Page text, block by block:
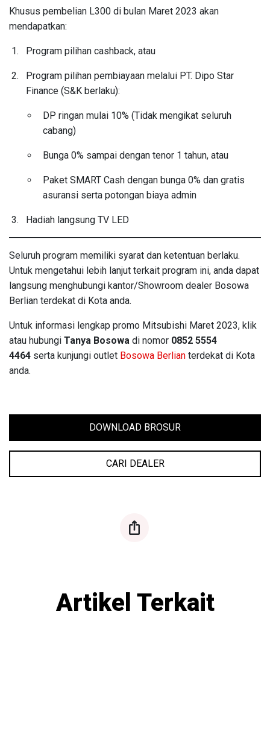
Khusus pembelian L300 di bulan Maret 2023 akan
mendapatkan:
Program pilihan cashback, atau
Program pilihan pembiayaan melalui PT. Dipo Star
Finance (S&K berlaku):
DP ringan mulai 10% (Tidak mengikat seluruh
cabang)
Bunga 0% sampai dengan tenor 1 tahun, atau
Paket SMART Cash dengan bunga 0% dan gratis
asuransi serta potongan biaya admin
Hadiah langsung TV LED
Seluruh program memiliki syarat dan ketentuan berlaku.
Untuk mengetahui lebih lanjut terkait program ini, anda dapat
langsung menghubungi kantor/Showroom dealer Bosowa
Berlian terdekat di Kota anda.
Untuk informasi lengkap promo Mitsubishi Maret 2023, klik
atau hubungi Tanya Bosowa di nomor 0852 5554
4464 serta kunjungi outlet Bosowa Berlian terdekat di Kota
anda.
DOWNLOAD BROSUR
CARI DEALER
Artikel Terkait